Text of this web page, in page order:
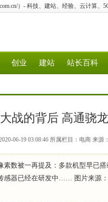
）- 科技、建站、经验、云计算、
创业 建站 站长百科
战的背后 高通骁
06-19 03:08:46 所属栏目：电商 来
素数被一再提及：多款机型早已
感器已经在研发中…… 图片来源